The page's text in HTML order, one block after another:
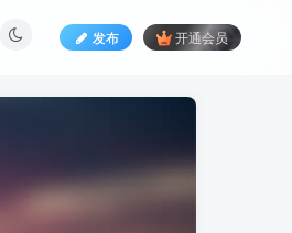
发布 开通会员